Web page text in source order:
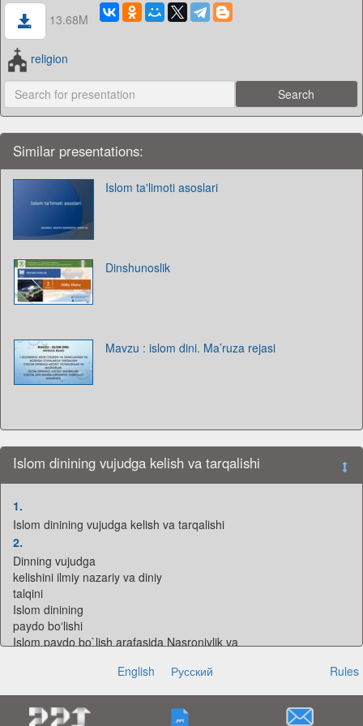
13.68M
religion
Similar presentations:
Islom ta'limoti asoslari
Dinshunoslik
Mavzu : islom dini. Ma’ruza rejasi
Islom dinining vujudga kelish va tarqalishi
1.
Islom dinining vujudga kelish va tarqalishi
2.
Dinning vujudga
kelishini ilmiy nazariy va diniy
talqini
Islom dinining
paydo boʻlishi
Islom paydo bo`lish arafasida Nasroniylik va
but-sanamlarga
English Русский Rules